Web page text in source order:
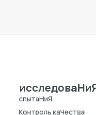
спытаHиЯ
Kонтроль каЧества